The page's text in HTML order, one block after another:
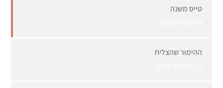
טייס משנה
ההימור שהצליח